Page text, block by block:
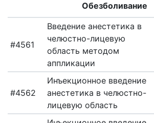
ОТОРИНОЛАРИНГОЛОГИЯ
ОФТАЛЬМОЛОГИЯ
ПЕДИАТРИЯ
ПРОФПАТОЛОГИЯ
Обезболивание
#4561
Введение анестетика в
челюстно-лицевую
область методом
аппликации
#4562
Инъекционное введение
анестетика в челюстно-
лицевую область